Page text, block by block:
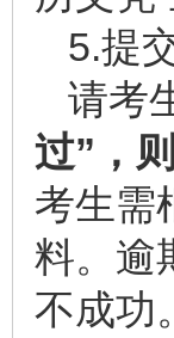
5.提
请考
过”，
考生需
料。逾
不成功。